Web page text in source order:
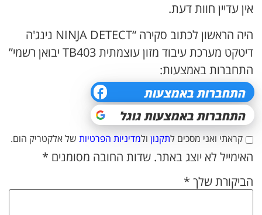
אין עדיין חוות דעת.
היה הראשון לכתוב סקירה “NINJA DETECT נינג'ה
דיטקט מערכת עיבוד מזון עוצמתית TB403 יבואן רשמי”
התחברות באמצעות:
קראתי ואני מסכים לתקנון ולמדיניות הפרטיות של אלקטריק הום.
האימייל לא יוצג באתר. שדות החובה מסומנים *
הביקורת שלך *